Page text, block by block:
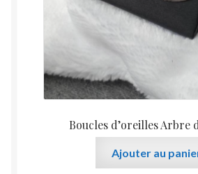
Boucles d’oreilles Arbre
Ajouter au